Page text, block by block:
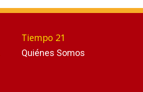
Tiempo 21
Quiénes Somos